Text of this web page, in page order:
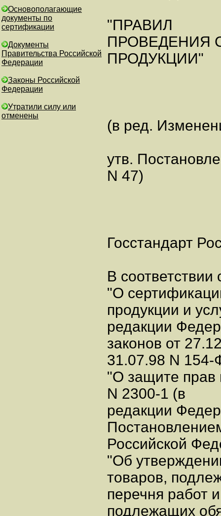
Основополагающие
документы по
сертификации
Документы
Правительства Российской
Федерации
Законы Российской
Федерации
Утратили силу или
отменены
"ПРАВИЛ
ПРОВЕДЕНИЯ
ПРОДУКЦИИ"
(в ред.
утв.
N 47)
Госстандарт
В
"О
продукции и
редакции
законов от
31.07.98 N 154-
"О защите прав
N 2300-1 (в
редакции
Российской
"Об
товаров,
перечня работ и
подлежащих